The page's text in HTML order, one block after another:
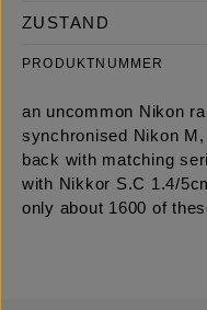
ZUSTAND
PRODUKTNUMMER
an uncommon Nikon
synchronised Nikon
back with matching
with Nikkor S.C 1.4/
only about 1600 of